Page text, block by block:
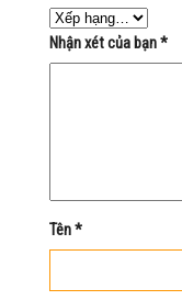
Nhận xét của bạn*
Tên*